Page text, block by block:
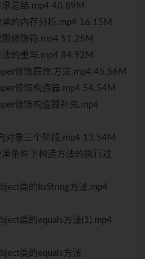
总结.mp4 40.89M
的内存分析.mp4 16.15M
修饰符.mp4 51.25M
的重写.mp4 84.92M
修饰属性,方法.mp4 45.56M
修饰构造器.mp4 54.54M
修饰构造器补充.mp4
对象三个阶段.mp4 13.54M
条件下构造方法的执行过
类的toString方法.mp4
类的equals方法(1).mp4
类的equals方法